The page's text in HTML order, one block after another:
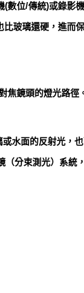
位/傳統)或錄影
玻璃還硬，進
鏡頭的燈光路
水面的反射光，
分束測光）系統